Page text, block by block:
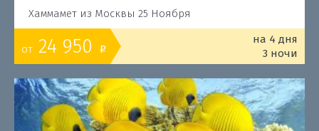
Хаммамет из Москвы 25 Ноября
от 24 950 o
на 4 дня
3 ночи